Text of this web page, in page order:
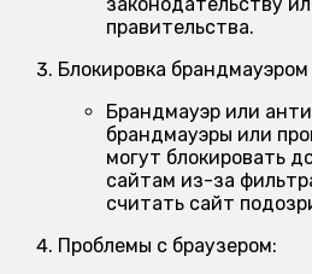
правительства.
Блокировка
Брандмауэр или
брандмауэры или
могут блокировать
сайтам из-за
считать сайт
Проблемы с браузером: